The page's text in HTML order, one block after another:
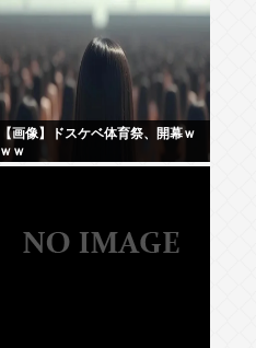
【画像】ドスケベ体育祭、開幕ｗ
ｗｗ